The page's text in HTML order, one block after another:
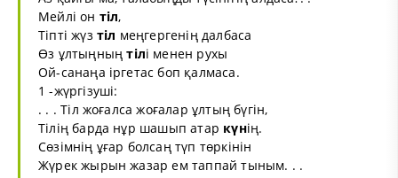
Мейлі он тіл,
Тіпті жүз тіл меңгергенің далбаса
Өз ұлтыңныңтілі менен рухы
Ой-санаңа іргетас боп қалмаса.
1 -жүргізуші:
. . . Тіл жоғалса жоғалар ұлтың бүгін,
Тілің барда нұр шашып атар күнің.
Сөзімнің ұғар болсаң түп төркінін
Жүрек жырын жазар ем таппай тыным. . .